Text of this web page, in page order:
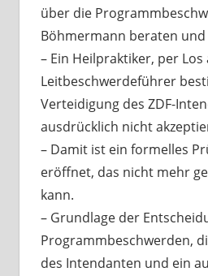
über die
Böhmermann beraten
– Ein Heilpraktiker, per Los
Leitbeschwerdeführer
Verteidigung des ZDF-
ausdrücklich nicht
– Damit ist ein formelles
eröffnet, das nicht mehr
kann.
– Grundlage der
Programmbeschwerden,
des Intendanten und ein